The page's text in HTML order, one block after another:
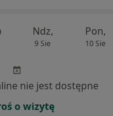
Ndz,
9 Sie
Pon,
10 Sie
nie jest dostępne
o wizytę